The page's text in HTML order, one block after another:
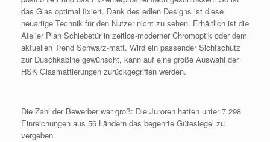
das Glas optimal fixiert. Dank des edlen Designs ist diese
neuartige Technik für den Nutzer nicht zu sehen. Erhältlich ist die
Atelier Plan Schiebetür in zeitlos-moderner Chromoptik oder dem
aktuellen Trend Schwarz-matt. Wird ein passender Sichtschutz
zur Duschkabine gewünscht, kann auf eine große Auswahl der
HSK Glasmattierungen zurückgegriffen werden.
Die Zahl der Bewerber war groß: Die Juroren hatten unter 7.298
Einreichungen aus 56 Ländern das begehrte Gütesiegel zu
vergeben.